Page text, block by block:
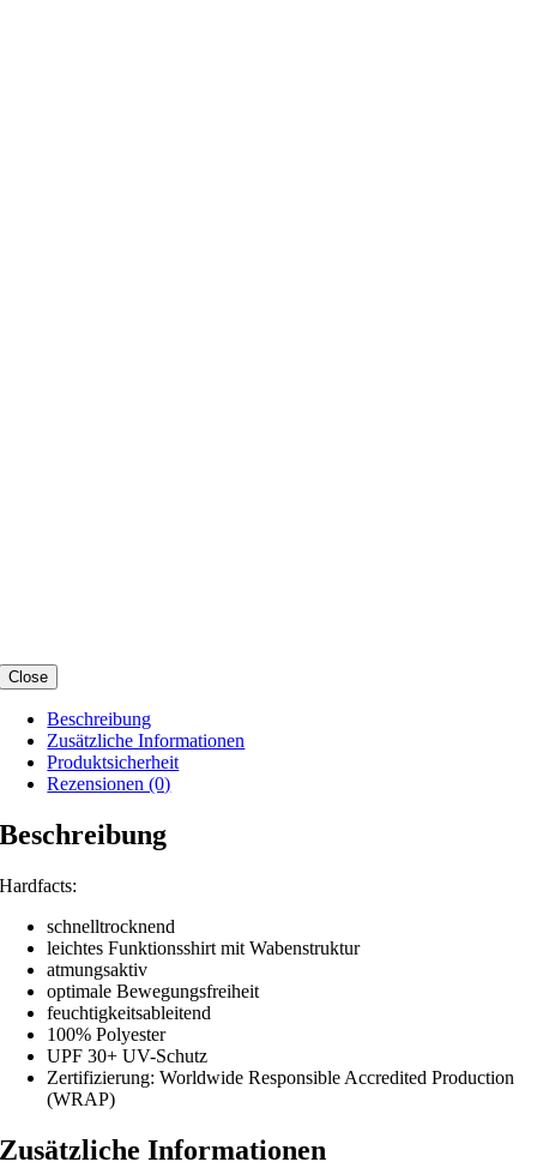
Close
Beschreibung
Zusätzliche Informationen
Produktsicherheit
Rezensionen (0)
Beschreibung
Hardfacts:
schnelltrocknend
leichtes Funktionsshirt mit Wabenstruktur
atmungsaktiv
optimale Bewegungsfreiheit
feuchtigkeitsableitend
100% Polyester
UPF 30+ UV-Schutz
Zertifizierung: Worldwide Responsible Accredited Production
(WRAP)
Zusätzliche Informationen